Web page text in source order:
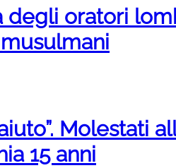
degli oratori
Molestati
15 anni